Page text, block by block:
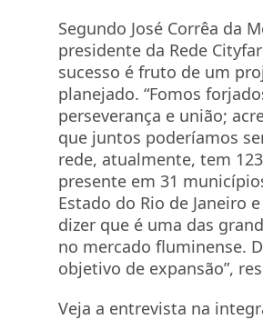
Segundo José Corrêa da
presidente da Rede
sucesso é fruto de um
planejado. “Fomos
perseverança e união;
que juntos poderíamos
rede, atualmente, tem
presente em 31
Estado do Rio de Janeiro
dizer que é uma das
no mercado fluminense.
objetivo de expansão”,
Veja a entrevista na